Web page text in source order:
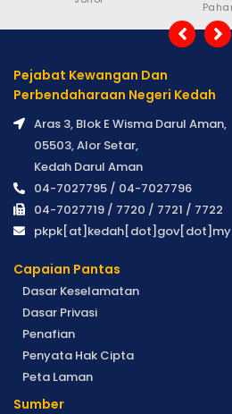
Pejabat Kewangan Dan
Perbendaharaan Negeri Kedah
Aras 3, Blok E Wisma Darul Aman,
05503, Alor Setar,
Kedah Darul Aman
04-7027795 / 04-7027796
04-7027719 / 7720 / 7721 / 7722
pkpk[at]kedah[dot]gov[dot]my
Capaian Pantas
Dasar Keselamatan
Dasar Privasi
Penafian
Penyata Hak Cipta
Peta Laman
Sumber